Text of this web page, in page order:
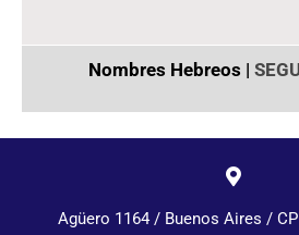
Nombres Hebreos |
Agüero 1164 / Buenos Aires /